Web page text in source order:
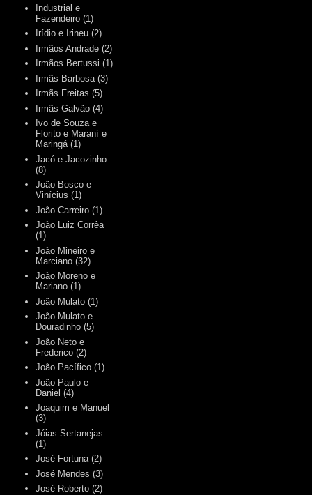
Industrial e
Fazendeiro (1)
Irídio e Irineu (2)
Irmãos Andrade (2)
Irmãos Bertussi (1)
Irmãs Barbosa (3)
Irmãs Freitas (5)
Irmãs Galvão (4)
Ivo de Souza e
Florito e Maraní e
Maringá (1)
Jacó e Jacozinho
(8)
João Bosco e
Vinícius (1)
João Carreiro (1)
João Luiz Corrêa
(1)
João Mineiro e
Marciano (32)
João Moreno e
Mariano (1)
João Mulato (1)
João Mulato e
Douradinho (5)
João Neto e
Frederico (2)
João Pacífico (1)
João Paulo e
Daniel (4)
Joaquim e Manuel
(3)
Jóias Sertanejas
(1)
José Fortuna (2)
José Mendes (3)
José Roberto (2)